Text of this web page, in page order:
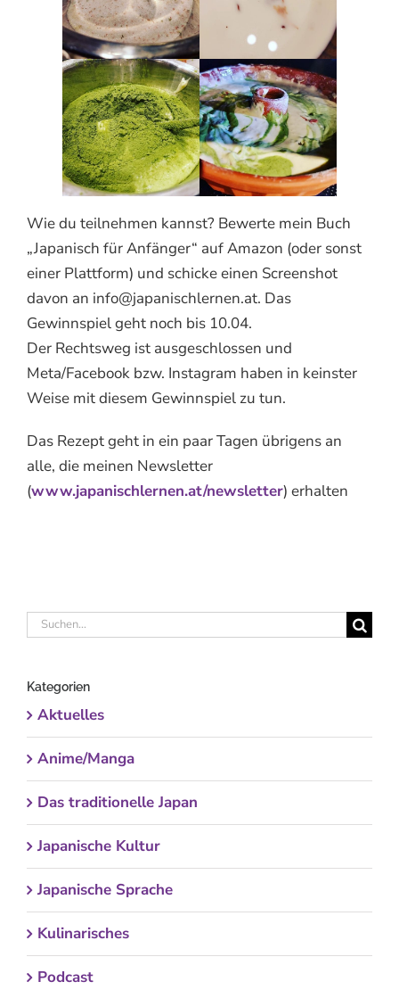
Wie du teilnehmen kannst? Bewerte mein Buch
„Japanisch für Anfänger“ auf Amazon (oder sonst
einer Plattform) und schicke einen Screenshot
davon an info@japanischlernen.at. Das
Gewinnspiel geht noch bis 10.04.
Der Rechtsweg ist ausgeschlossen und
Meta/Facebook bzw. Instagram haben in keinster
Weise mit diesem Gewinnspiel zu tun.
Das Rezept geht in ein paar Tagen übrigens an
alle, die meinen Newsletter
(www.japanischlernen.at/newsletter) erhalten
Suche
Kategorien
Aktuelles
Anime/Manga
Das traditionelle Japan
Japanische Kultur
Japanische Sprache
Kulinarisches
Podcast